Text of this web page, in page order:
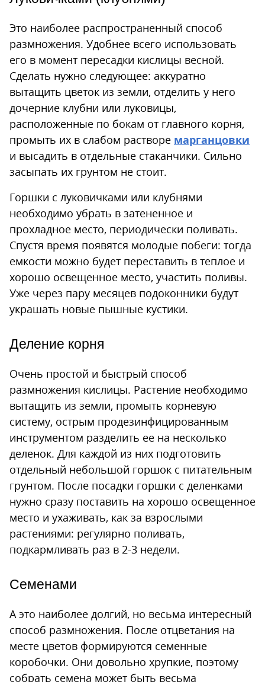
Это наиболее распространенный способ
размножения. Удобнее всего использовать
его в момент пересадки кислицы весной.
Сделать нужно следующее: аккуратно
вытащить цветок из земли, отделить у него
дочерние клубни или луковицы,
расположенные по бокам от главного корня,
промыть их в слабом растворе марганцовки
и высадить в отдельные стаканчики. Сильно
засыпать их грунтом не стоит.
Горшки с луковичками или клубнями
необходимо убрать в затененное и
прохладное место, периодически поливать.
Спустя время появятся молодые побеги: тогда
емкости можно будет переставить в теплое и
хорошо освещенное место, участить поливы.
Уже через пару месяцев подоконники будут
украшать новые пышные кустики.
Деление корня
Очень простой и быстрый способ
размножения кислицы. Растение необходимо
вытащить из земли, промыть корневую
систему, острым продезинфицированным
инструментом разделить ее на несколько
деленок. Для каждой из них подготовить
отдельный небольшой горшок с питательным
грунтом. После посадки горшки с деленками
нужно сразу поставить на хорошо освещенное
место и ухаживать, как за взрослыми
растениями: регулярно поливать,
подкармливать раз в 2-3 недели.
Семенами
А это наиболее долгий, но весьма интересный
способ размножения. После отцветания на
месте цветов формируются семенные
коробочки. Они довольно хрупкие, поэтому
собрать семена может быть весьма